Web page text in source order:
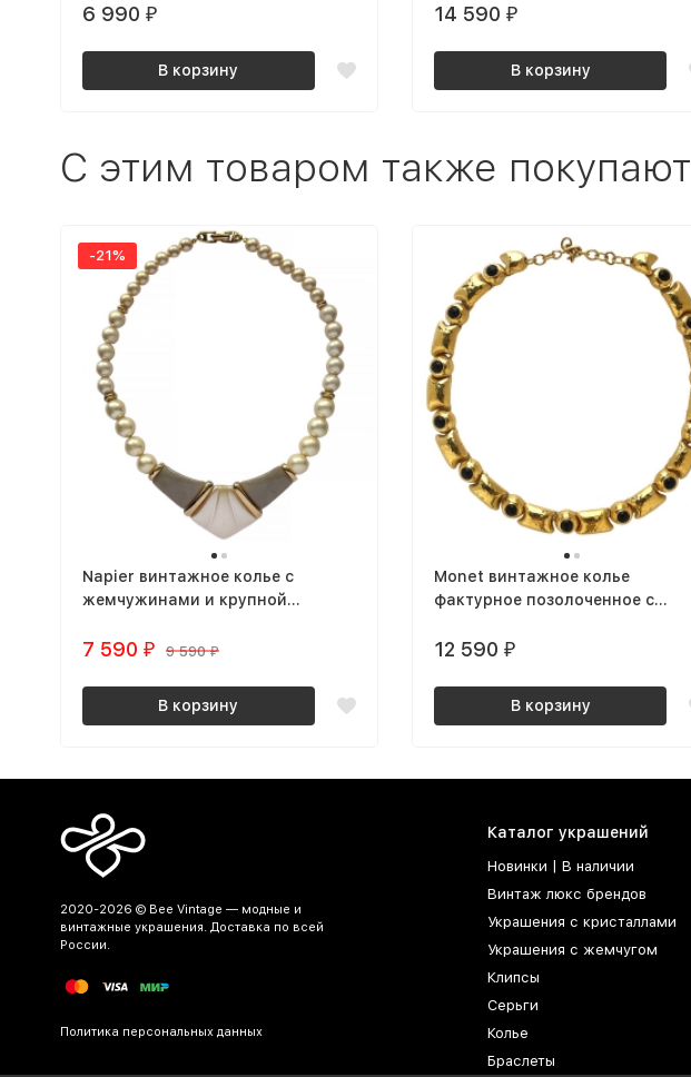
6 990 ₽
В корзину
14 590 ₽
В корзину
C этим товаром также покупают
-21%
Napier винтажное колье с
жемчужинами и крупной
7 590 ₽ 9 590 ₽
В корзину
Monet винтажное колье
фактурное позолоченное с
12 590 ₽
В корзину
2020-2026 © Bee Vintage — модные и
винтажные украшения. Доставка по всей
России.
Политика персональных данных
Каталог украшений
Новинки | В наличии
Винтаж люкс брендов
Украшения с кристаллами
Украшения с жемчугом
Клипсы
Серьги
Колье
Браслеты